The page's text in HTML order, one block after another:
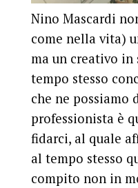
Nino Mascardi
come nella vita)
ma un creativo in
tempo stesso
che ne possiamo
professionista è
fidarci, al quale
al tempo stesso
compito non in